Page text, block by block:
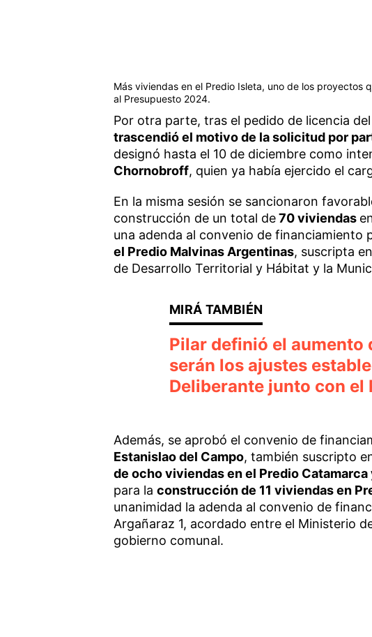
Más viviendas en el Predio Isleta, uno de los proyectos
al Presupuesto 2024.
Por otra parte, tras el pedido de licencia
trascendió el motivo de la solicitud por
designó hasta el 10 de diciembre como
Chornobroff, quien ya había ejercido el
En la misma sesión se sancionaron
construcción de un total de70 viviendas
una adenda al convenio de financiamiento
el Predio Malvinas Argentinas, suscripta
de Desarrollo Territorial y Hábitat y la
Pilar definió el aumento
serán los ajustes
Deliberante junto con el
Además, se aprobó el convenio de
Estanislao del Campo, también suscripto
de ocho viviendas en el Predio Catamarca
para la construcción de 11 viviendas en
unanimidad la adenda al convenio de
Argañaraz 1, acordado entre el Ministerio
gobierno comunal.